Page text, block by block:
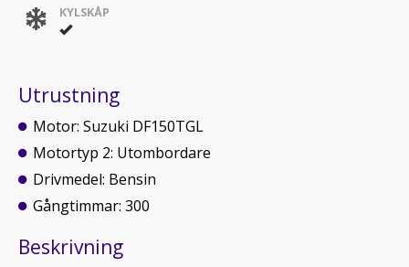
KYLSKÅP
Utrustning
Motor: Suzuki DF150TGL
Motortyp 2: Utombordare
Drivmedel: Bensin
Gångtimmar: 300
Beskrivning